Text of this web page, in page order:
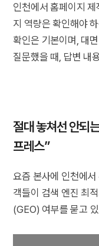
인천에서 홈페이지
지 역량은 확인해야
확인은 기본이며, 대
질문했을 때, 답변 내
절대 놓쳐선 안되
프레스”
요즘 본사에 인천에
객들이 검색 엔진 최
(GEO) 여부를 묻고